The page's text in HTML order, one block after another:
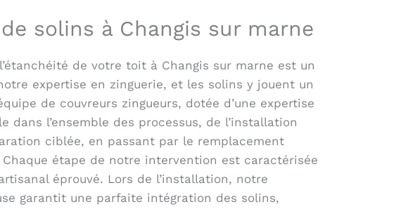
solins à Changis sur marne
de votre toit à Changis sur marne est un
expertise en zinguerie, et les solins y jouent un
de couvreurs zingueurs, dotée d’une expertise
dans l’ensemble des processus, de l’installation
ciblée, en passant par le remplacement
étape de notre intervention est caractérisée
éprouvé. Lors de l’installation, notre
garantit une parfaite intégration des solins,